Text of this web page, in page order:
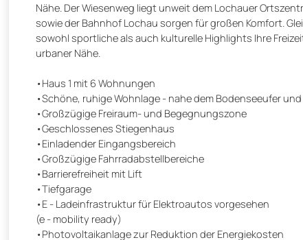
Nähe. Der Wiesenweg liegt unweit dem Lochauer
sowie der Bahnhof Lochau sorgen für großen Komfort.
sowohl sportliche als auch kulturelle Highlights Ihre
urbaner Nähe.
•Haus 1 mit 6 Wohnungen
•Schöne, ruhige Wohnlage - nahe dem Bodenseeufer
•Großzügige Freiraum- und Begegnungszone
•Geschlossenes Stiegenhaus
•Einladender Eingangsbereich
•Großzügige Fahrradabstellbereiche
•Barrierefreiheit mit Lift
•Tiefgarage
•E - Ladeinfrastruktur für Elektroautos vorgesehen
(e - mobility ready)
•Photovoltaikanlage zur Reduktion der Energiekosten